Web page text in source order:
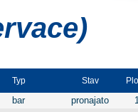
Typ Stav
bar pronajato